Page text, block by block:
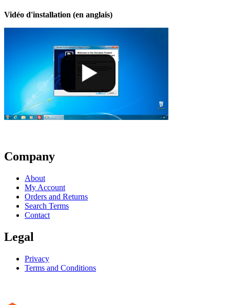
Vidéo d'installation (en anglais)
Company
About
My Account
Orders and Returns
Search Terms
Contact
Legal
Privacy
Terms and Conditions